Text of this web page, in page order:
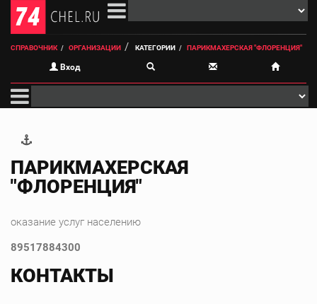
СПРАВОЧНИК ОРГАНИЗАЦИИ КАТЕГОРИИ ПАРИКМАХЕРСКАЯ "ФЛОРЕНЦИЯ"
Вход
ПАРИКМАХЕРСКАЯ
"ФЛОРЕНЦИЯ"
оказание услуг населению
89517884300
КОНТАКТЫ